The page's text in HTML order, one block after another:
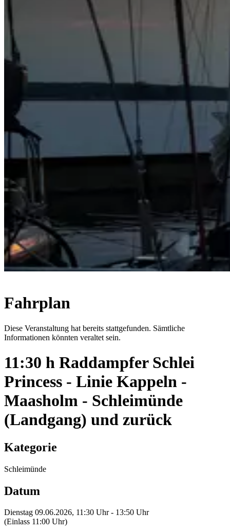
Fahrplan
Diese Veranstaltung hat bereits stattgefunden. Sämtliche
Informationen könnten veraltet sein.
11:30 h Raddampfer Schlei
Princess - Linie Kappeln -
Maasholm - Schleimünde
(Landgang) und zurück
Kategorie
Schleimünde
Datum
Dienstag 09.06.2026, 11:30 Uhr - 13:50 Uhr
(Einlass 11:00 Uhr)